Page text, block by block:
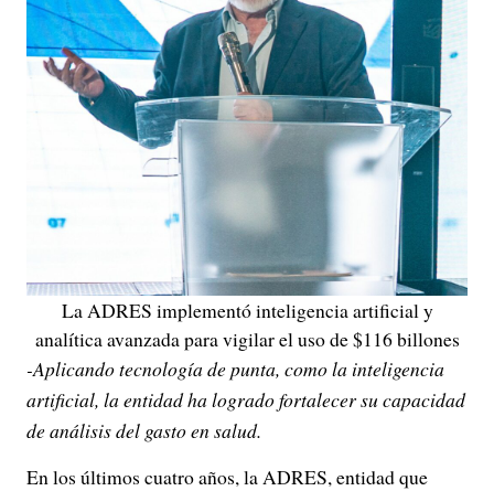
La ADRES implementó inteligencia artificial y
analítica avanzada para vigilar el uso de $116 billones
-Aplicando tecnología de punta, como la inteligencia
artificial, la entidad ha logrado fortalecer su capacidad
de análisis del gasto en salud.
En los últimos cuatro años, la ADRES, entidad que